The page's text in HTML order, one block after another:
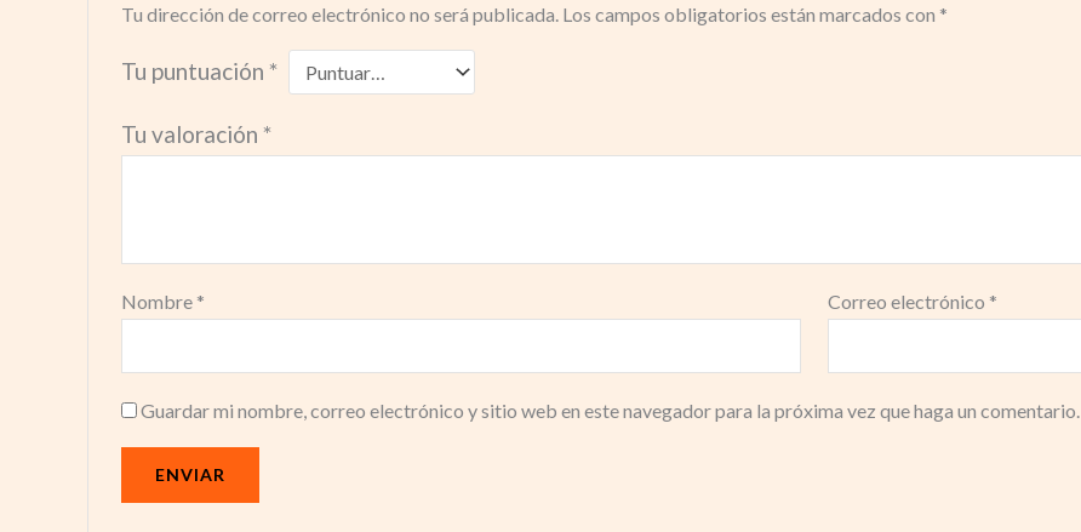
Tu dirección de correo electrónico no será publicada. Los campos obligatorios están marcados con *
Tu puntuación *
Tu valoración *
Nombre * Correo electrónico *
Guardar mi nombre, correo electrónico y sitio web en este navegador para la próxima vez que haga un comentario.